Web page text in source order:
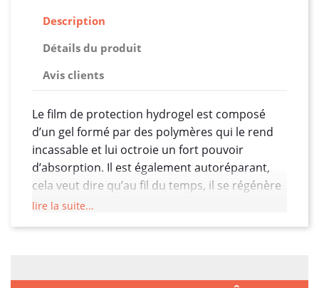
Description
Détails du produit
Avis clients
Le film de protection hydrogel est composé
d’un gel formé par des polymères qui le rend
incassable et lui octroie un fort pouvoir
d’absorption. Il est également autoréparant,
cela veut dire qu’au fil du temps, il se régénère
pour retrouver son état initial. Dites donc
lire la suite...